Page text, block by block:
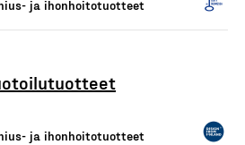
ja ihonhoitotuotteet
ja ihonhoitotuotteet